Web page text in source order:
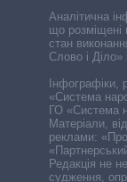
Аналітична
що розміщені
стан
Слово і
Інфографіки,
«Система
ГО «Система
Матеріали,
реклами:
Редакція не
судження,